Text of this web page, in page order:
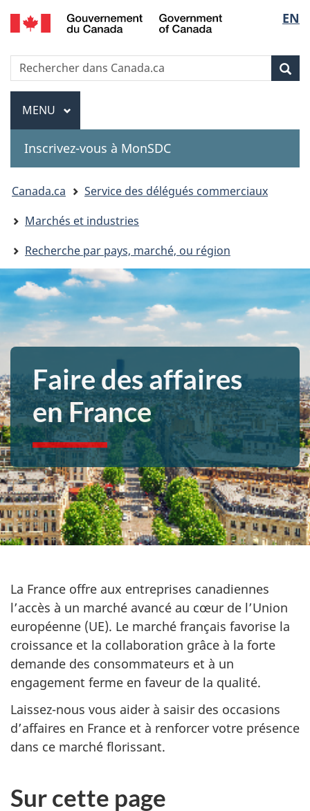
Passer
au
principal
Passer
à
Au
sujet
»
Passer
à
version
HTML
de
la
EN
Government
Recherche
Rechercher
dans
Canada.ca
Menu
MENU PRINCIPAL
Inscrivez-vous à MonSDC
You
are
here:
Canada.ca
Service des délégués commerciaux
Marchés et industries
Recherche par pays, marché, ou région
Faire des affaires
en France
La France offre aux entreprises canadiennes
l’accès à un marché avancé au cœur de l’Union
européenne (UE). Le marché français favorise la
croissance et la collaboration grâce à la forte
demande des consommateurs et à un
engagement ferme en faveur de la qualité.
Laissez-nous vous aider à saisir des occasions
d’affaires en France et à renforcer votre présence
dans ce marché florissant.
Sur cette page